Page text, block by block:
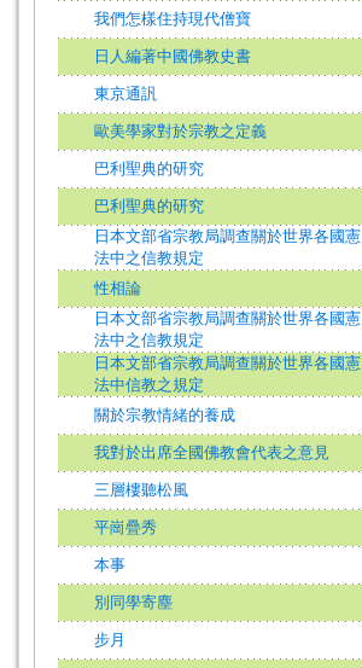
我們怎樣住持現代僧寶
日人編著中國佛教史書
東京通訉
歐美學家對於宗教之定義
巴利聖典的研究
巴利聖典的研究
日本文部省宗教局調查關於世界各國憲
法中之信教規定
性相論
日本文部省宗教局調查關於世界各國憲
法中之信教規定
日本文部省宗教局調查關於世界各國憲
法中信教之規定
關於宗教情緒的養成
我對於出席全國佛教會代表之意見
三層樓聽松風
平崗疊秀
本事
別同學寄塵
步月